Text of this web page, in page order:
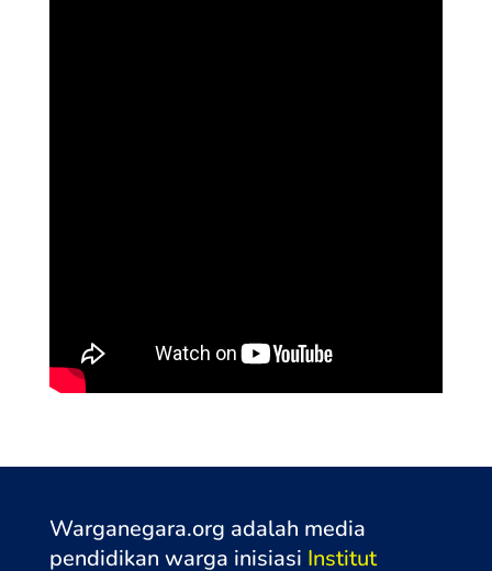
Warganegara.org adalah media
pendidikan warga inisiasi Institut